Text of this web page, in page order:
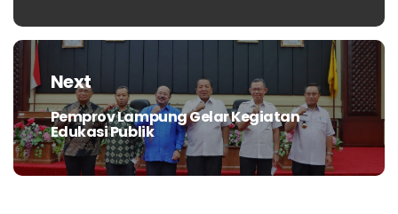
Next
Next
post:
Pemprov Lampung Gelar Kegiatan
Edukasi Publik